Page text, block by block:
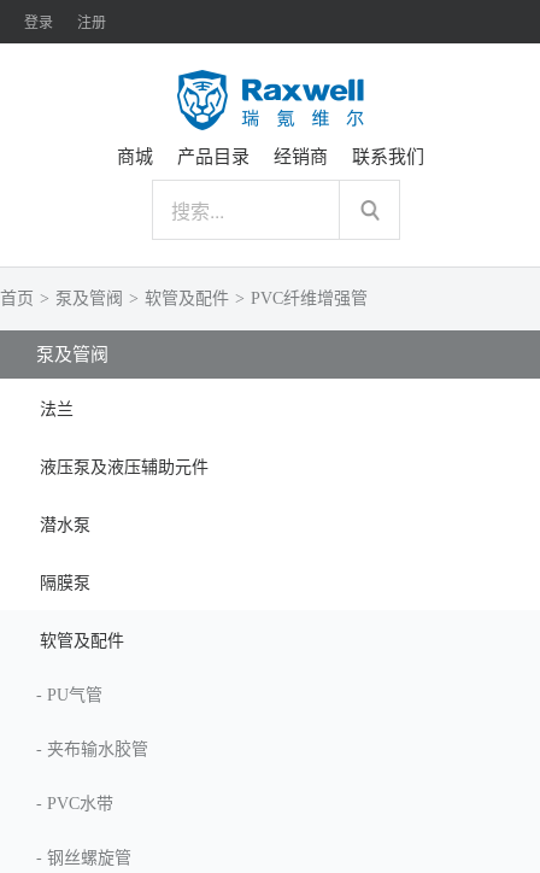
登录 注册
商城 产品目录 经销商 联系我们
首页 > 泵及管阀 > 软管及配件 > PVC纤维增强管
泵及管阀
法兰
液压泵及液压辅助元件
潜水泵
隔膜泵
软管及配件
- PU气管
- 夹布输水胶管
- PVC水带
- 钢丝螺旋管